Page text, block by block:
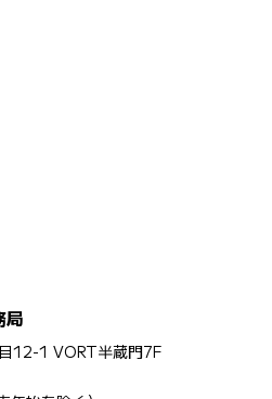
局
12-1 VORT半蔵門7F